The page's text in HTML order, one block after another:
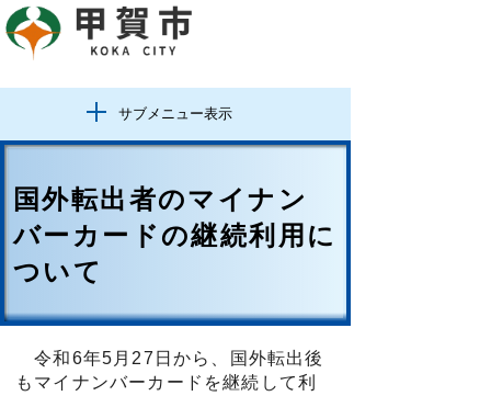
サブメニュー表示
国外転出者のマイナン
バーカードの継続利用に
ついて
令和6年5月27日から、国外転出後
もマイナンバーカードを継続して利